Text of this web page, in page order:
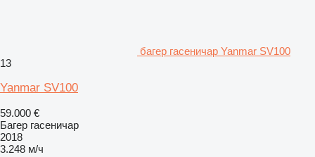
багер гасеничар Yanmar SV100
13
Yanmar SV100
59.000 €
Багер гасеничар
2018
3.248 м/ч